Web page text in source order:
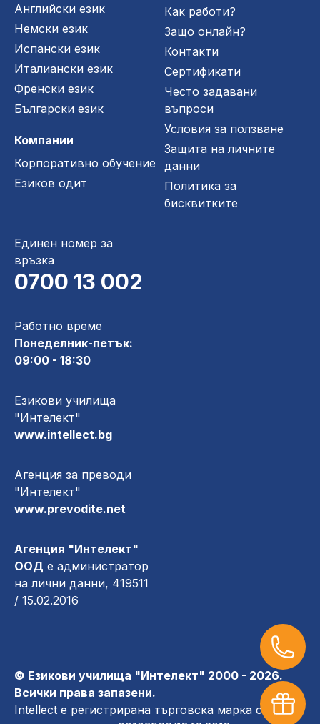
Английски език
Немски език
Испански език
Италиански език
Френски език
Български език
Компании
Корпоративно обучение
Езиков одит
Как работи?
Защо онлайн?
Контакти
Сертификати
Често задавани
въпроси
Условия за ползване
Защита на личните
данни
Политика за
бисквитките
Единен номер за
връзка
0700 13 002
Работно време
Понеделник-петък:
09:00 - 18:30
Езикови училища
"Интелект"
www.intellect.bg
Агенция за преводи
"Интелект"
www.prevodite.net
Агенция "Интелект"
ООД е администратор
на лични данни, 419511
/ 15.02.2016
© Езикови училища "Интелект" 2000 - 2026.
Всички права запазени.
Intellect е регистрирана търговска марка с